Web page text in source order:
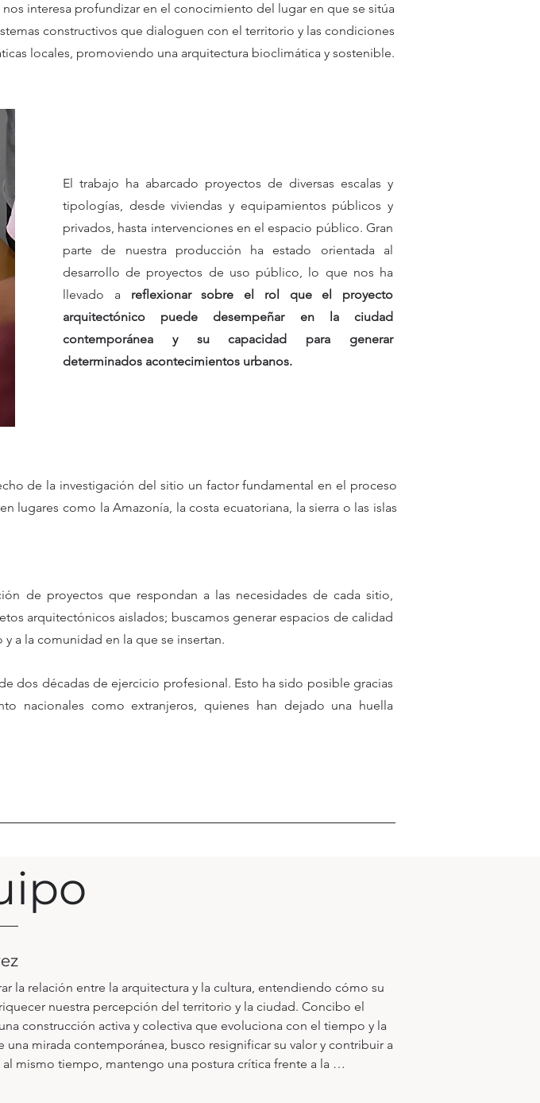
interesa profundizar en el conocimiento del lugar en que se sitúa
constructivos que dialoguen con el territorio y las condiciones
locales, promoviendo una arquitectura bioclimática y sostenible.
El trabajo ha abarcado proyectos de diversas escalas y
tipologías, desde viviendas y equipamientos públicos y
privados, hasta intervenciones en el espacio público. Gran
parte de nuestra producción ha estado orientada al
desarrollo de proyectos de uso público, lo que nos ha
llevado a reflexionar sobre el rol que el proyecto
arquitectónico puede desempeñar en la ciudad
contemporánea y su capacidad para generar
determinados acontecimientos urbanos.​​
de la investigación del sitio un factor fundamental en el proceso
como la Amazonía, la costa ecuatoriana, la sierra o las islas
de proyectos que respondan a las necesidades de cada sitio,
arquitectónicos aislados; buscamos generar espacios de calidad
a la comunidad en la que se insertan.
dos décadas de ejercicio profesional. Esto ha sido posible gracias
nacionales como extranjeros, quienes han dejado una huella
la relación entre la arquitectura y la cultura, entendiendo cómo su
nuestra percepción del territorio y la ciudad. Concibo el
construcción activa y colectiva que evoluciona con el tiempo y la
una mirada contemporánea, busco resignificar su valor y contribuir a
mismo tiempo, mantengo una postura crítica frente a la